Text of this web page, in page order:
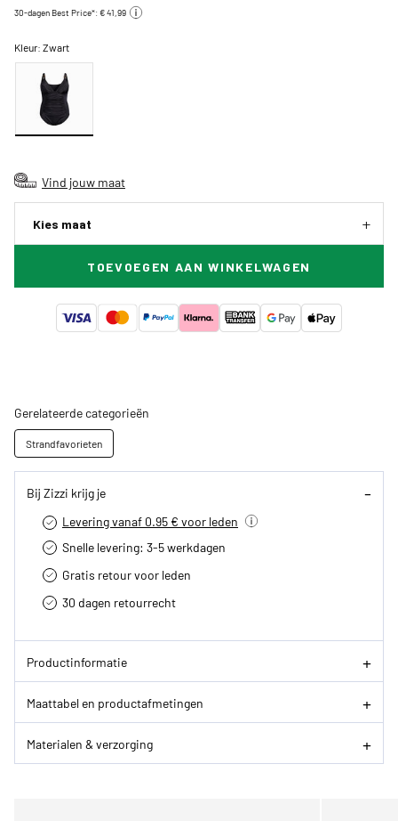
30-dagen Best Price*: € 41,99
Kleur:Zwart
Vind jouw maat
Kies maat
TOEVOEGEN AAN WINKELWAGEN
Gerelateerde categorieën
Strandfavorieten
Bij Zizzi krijg je
Levering vanaf 0.95 € voor leden
Snelle levering: 3-5 werkdagen
Gratis retour voor leden
30 dagen retourrecht­
Productinformatie
Maattabel en productafmetingen
Materialen & verzorging